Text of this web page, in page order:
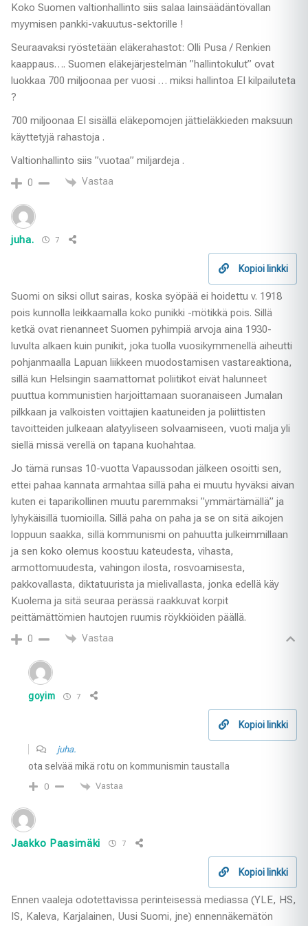
Koko Suomen valtionhallinto siis salaa lainsäädäntövallan
myymisen pankki-vakuutus-sektorille !
Seuraavaksi ryöstetään eläkerahastot: Olli Pusa / Renkien
kaappaus…. Suomen eläkejärjestelmän ”hallintokulut” ovat
luokkaa 700 miljoonaa per vuosi … miksi hallintoa EI kilpailuteta
?
700 miljoonaa EI sisällä eläkepomojen jättieläkkieden maksuun
käyttetyjä rahastoja .
Valtionhallinto siis ”vuotaa” miljardeja .
0 Vastaa
juha. 7
Kopioi linkki
Suomi on siksi ollut sairas, koska syöpää ei hoidettu v. 1918
pois kunnolla leikkaamalla koko punikki -mötikkä pois. Sillä
ketkä ovat rienanneet Suomen pyhimpiä arvoja aina 1930-
luvulta alkaen kuin punikit, joka tuolla vuosikymmenellä aiheutti
pohjanmaalla Lapuan liikkeen muodostamisen vastareaktiona,
sillä kun Helsingin saamattomat poliitikot eivät halunneet
puuttua kommunistien harjoittamaan suoranaiseen Jumalan
pilkkaan ja valkoisten voittajien kaatuneiden ja poliittisten
tavoitteiden julkeaan alatyyliseen solvaamiseen, vuoti malja yli
siellä missä verellä on tapana kuohahtaa.
Jo tämä runsas 10-vuotta Vapaussodan jälkeen osoitti sen,
ettei pahaa kannata armahtaa sillä paha ei muutu hyväksi aivan
kuten ei taparikollinen muutu paremmaksi ”ymmärtämällä” ja
lyhykäisillä tuomioilla. Sillä paha on paha ja se on sitä aikojen
loppuun saakka, sillä kommunismi on pahuutta julkeimmillaan
ja sen koko olemus koostuu kateudesta, vihasta,
armottomuudesta, vahingon ilosta, rosvoamisesta,
pakkovallasta, diktatuurista ja mielivallasta, jonka edellä käy
Kuolema ja sitä seuraa perässä raakkuvat korpit
peittämättömien hautojen ruumis röykkiöiden päällä.
0 Vastaa
goyim 7
Kopioi linkki
juha.
ota selvää mikä rotu on kommunismin taustalla
0 Vastaa
Jaakko Paasimäki 7
Kopioi linkki
Ennen vaaleja odotettavissa perinteisessä mediassa (YLE, HS,
IS, Kaleva, Karjalainen, Uusi Suomi, jne) ennennäkemätön